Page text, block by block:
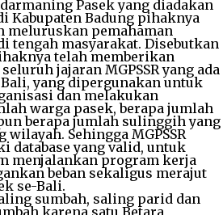
Pasek yang diadakan
Kabupaten Badung pihaknya
meluruskan pemahaman
tengah masyarakat. Disebutkan
telah memberikan
jajaran MGPSSR yang ada
yang dipergunakan untuk
dan melakukan
warga pasek, berapa jumlah
berapa jumlah sulinggih yang
Sehingga MGPSSR
database yang valid, untuk
menjalankan program kerja
beban sekaligus merajut
se-Bali.
sumbah, saling parid dan
karena satu Betara